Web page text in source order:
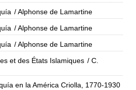
/ Alphonse de Lamartine
/ Alphonse de Lamartine
/ Alphonse de Lamartine
et des États Islamiques / C.
en la América Criolla, 1770-1930